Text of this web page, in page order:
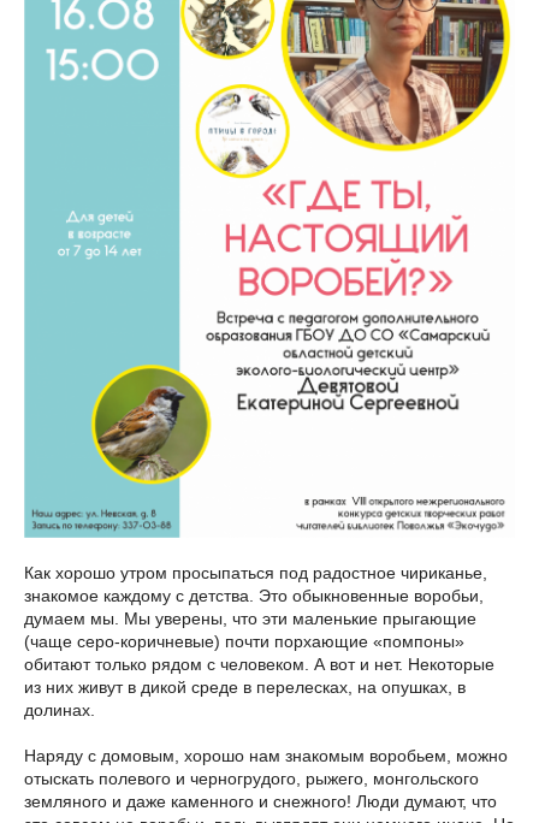
Как хорошо утром просыпаться под радостное чириканье,
знакомое каждому с детства. Это обыкновенные воробьи,
думаем мы. Мы уверены, что эти маленькие прыгающие
(чаще серо-коричневые) почти порхающие «помпоны»
обитают только рядом с человеком. А вот и нет. Некоторые
из них живут в дикой среде в перелесках, на опушках, в
долинах.
Наряду с домовым, хорошо нам знакомым воробьем, можно
отыскать полевого и черногрудого, рыжего, монгольского
земляного и даже каменного и снежного! Люди думают, что